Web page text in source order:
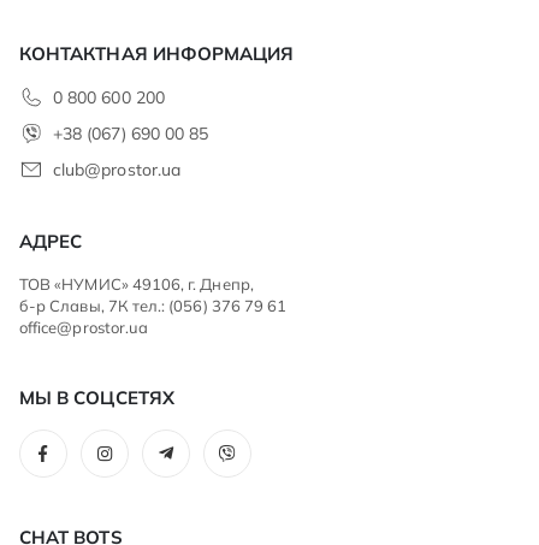
КОНТАКТНАЯ ИНФОРМАЦИЯ
0 800 600 200
+38 (067) 690 00 85
club@prostor.ua
АДРЕС
ТОВ «НУМИС» 49106, г. Днепр,
б-р Славы, 7К тел.: (056) 376 79 61
office@prostor.ua
МЫ В СОЦСЕТЯХ
CHAT BOTS